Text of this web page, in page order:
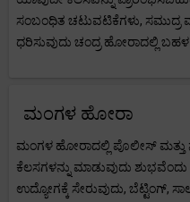
ಸಂಬಂಧಿತ ಚಟುವಟಿಕೆಗಳು, ಸಮುದ್ರ
ಧರಿಸುವುದು ಚಂದ್ರ ಹೋರಾದಲ್ಲಿ
ಮಂಗಳ ಹೋರಾ
ಮಂಗಳ ಹೋರಾದಲ್ಲಿ ಪೊಲೀಸ್
ಕೆಲಸಗಳನ್ನು ಮಾಡುವುದು
ಉದ್ಯೋಗಕ್ಕೆ ಸೇರುವುದು, ಬೆಟ್ಟಿಂಗ್,